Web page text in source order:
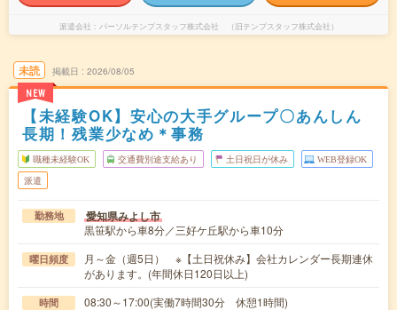
派遣会社 パーソルテンプスタッフ株式会社 （旧テンプスタッフ株式会社）
未読
NEW
掲載日 2026/08/05
【未経験OK】安心の大手グループ〇あんしん
長期！残業少なめ＊事務
職種未経験OK 交通費別途支給あり 土日祝日が休み WEB登録OK
派遣
勤務地 愛知県みよし市
黒笹駅から車8分／三好ケ丘駅から車10分
曜日頻度
月～金（週5日） ※【土日祝休み】会社カレンダー長期連休
があります。(年間休日120日以上)
時間 08:30～17:00(実働7時間30分 休憩1時間)